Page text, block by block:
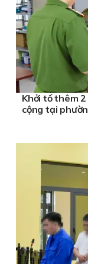
Khởi tố thêm
cộng tại